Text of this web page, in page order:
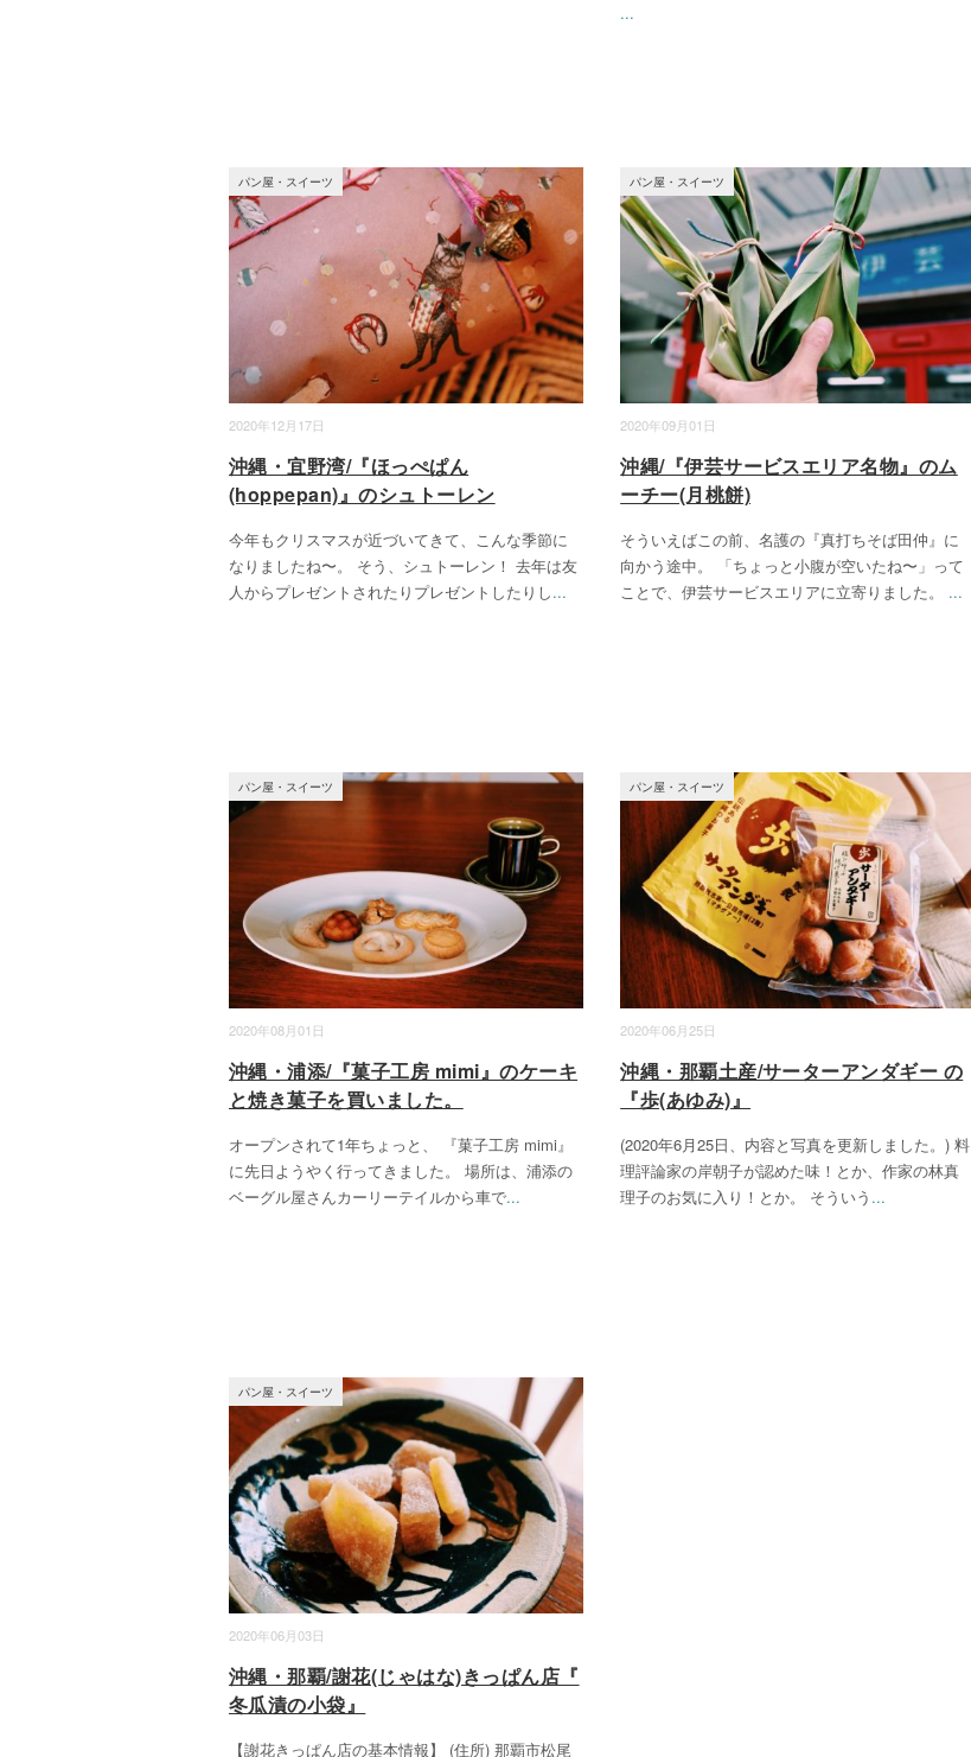
...
2020年12月17日
パン屋・スイーツ
沖縄・宜野湾/『ほっぺぱん
(hoppepan)』のシュトーレン
今年もクリスマスが近づいてきて、こんな季節に
なりましたね〜。 そう、シュトーレン！ 去年は友
人からプレゼントされたりプレゼントしたりし...
2020年09月01日
パン屋・スイーツ
沖縄/『伊芸サービスエリア名物』のム
ーチー(月桃餅)
そういえばこの前、名護の『真打ちそば田仲』に
向かう途中。 「ちょっと小腹が空いたね〜」って
ことで、伊芸サービスエリアに立寄りました。 ...
2020年08月01日
パン屋・スイーツ
沖縄・浦添/『菓子工房 mimi』のケーキ
と焼き菓子を買いました。
オープンされて1年ちょっと、 『菓子工房 mimi』
に先日ようやく行ってきました。 場所は、浦添の
ベーグル屋さんカーリーテイルから車で...
2020年06月25日
パン屋・スイーツ
沖縄・那覇土産/サーターアンダギー の
『歩(あゆみ)』
(2020年6月25日、内容と写真を更新しました。) 料
理評論家の岸朝子が認めた味！とか、作家の林真
理子のお気に入り！とか。 そういう ...
2020年06月03日
パン屋・スイーツ
沖縄・那覇/謝花(じゃはな)きっぱん店『
冬瓜漬の小袋』
【謝花きっぱん店の基本情報】 (住所) 那覇市松尾